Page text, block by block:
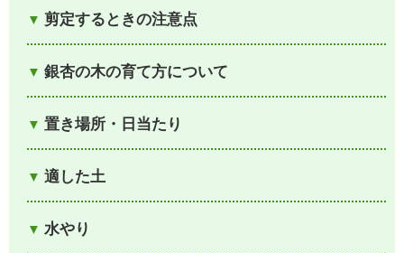
剪定するときの注意点
銀杏の木の育て方について
置き場所・日当たり
適した土
水やり